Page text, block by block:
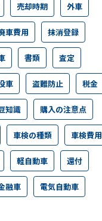
売却時期 外車
車費用 抹消登録
書類 査定
車 盗難防止 税金
知識 購入の注意点
車検の種類 車検費用
軽自動車 還付
融車 電気自動車